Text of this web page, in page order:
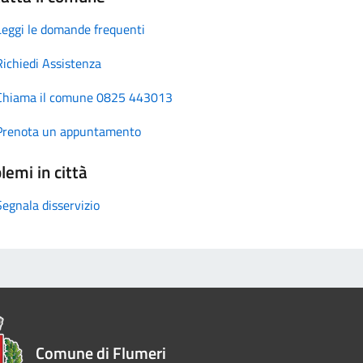
le domande frequenti
Assistenza
il comune 0825 443013
un appuntamento
in città
disservizio
Comune di Flumeri